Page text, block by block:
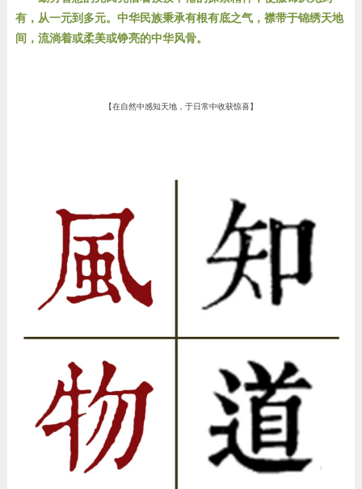
有，从一元到多元。中华民族秉承有根有底之气，襟带于锦绣天地
间，流淌着或柔美或铮亮的中华风骨。
【在自然中感知天地，于日常中收获惊喜】